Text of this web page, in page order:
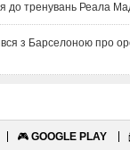
до тренувань Реала
з Барселоною про
🎮 GOOGLE PLAY